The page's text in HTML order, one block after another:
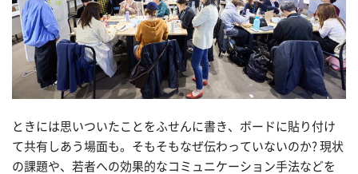
ときには思いついたことをふせんに書き、ボードに貼り付け
て共有しあう場面も。そもそもなぜ伝わっていないのか? 現状
の課題や、若者への効果的なコミュニケーション手法などを